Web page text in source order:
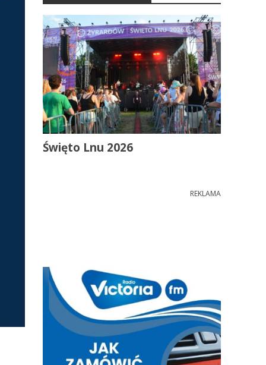
Święto Lnu 2026
REKLAMA